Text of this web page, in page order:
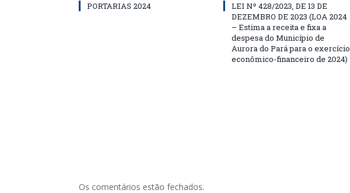
PORTARIAS 2024
LEI Nº 428/2023, DE 13 DE
DEZEMBRO DE 2023 (LOA 2024
– Estima a receita e fixa a
despesa do Município de
Aurora do Pará para o exercício
econômico-financeiro de 2024)
Os comentários estão fechados.